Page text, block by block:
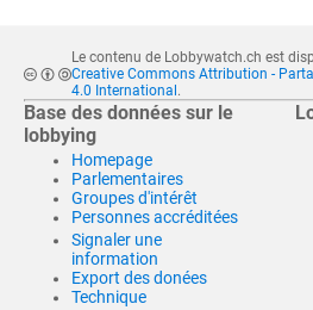
Le contenu de Lobbywatch.ch est
Creative Commons Attribution -
4.0 International .
Base des données sur le
lobbying
Homepage
Parlementaires
Groupes d'intérêt
Personnes accréditées
Signaler une
information
Export des donées
Technique